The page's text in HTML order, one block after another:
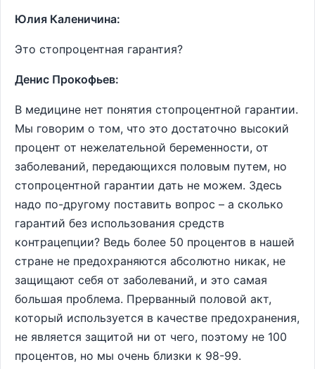
Юлия Каленичина:
Это стопроцентная гарантия?
Денис Прокофьев:
В медицине нет понятия стопроцентной гарантии.
Мы говорим о том, что это достаточно высокий
процент от нежелательной беременности, от
заболеваний, передающихся половым путем, но
стопроцентной гарантии дать не можем. Здесь
надо по-другому поставить вопрос – а сколько
гарантий без использования средств
контрацепции? Ведь более 50 процентов в нашей
стране не предохраняются абсолютно никак, не
защищают себя от заболеваний, и это самая
большая проблема. Прерванный половой акт,
который используется в качестве предохранения,
не является защитой ни от чего, поэтому не 100
процентов, но мы очень близки к 98-99.